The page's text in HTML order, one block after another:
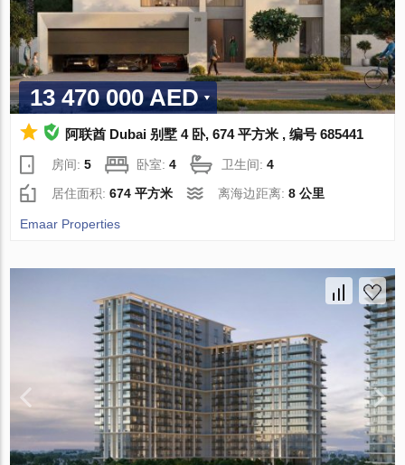
13 470 000 AED
阿联酋 Dubai 别墅 4 卧, 674 平方米 , 编号 685441
房间:5 卧室:4 卫生间:4
居住面积:674 平方米 离海边距离:8 公里
Emaar Properties